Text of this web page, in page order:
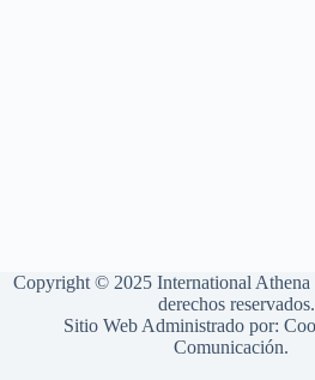
Copyright © 2025 International
derechos reservados.
Sitio Web Administrado por:
Comunicación.